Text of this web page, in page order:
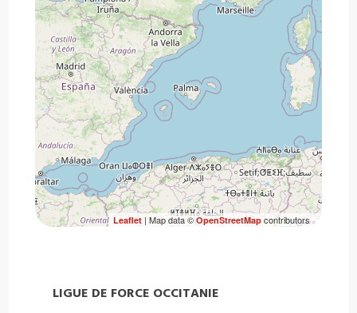
Leaflet| Map data ©OpenStreetMapcontributors
LIGUE DE FORCE OCCITANIE